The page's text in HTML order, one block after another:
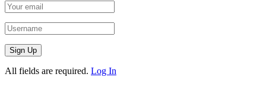
All fields are required. Log In